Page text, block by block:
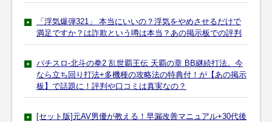
「浮気爆弾321」 本当にいいの？浮気をやめさせるだけで
満足ですか？は詐欺という噂は本当？あの掲示板での評判
パチスロ-北斗の拳2 乱世覇王伝 天覇の章 BB継続打法。今
なら立ち回り打法+多機種の攻略法の特典付！が【あの掲示
板】で話題に！評判や口コミは真実なの？
[セット版]元AV男優が教える！早漏改善マニュアル+30代後